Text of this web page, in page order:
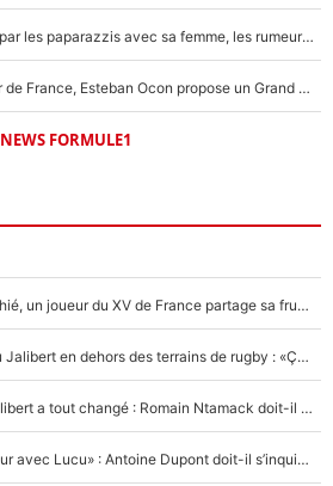
F1 : Charles Leclerc surpris par les paparazzis avec sa femme, les rumeurs étaient vraies !
Comme pour le final du Tour de France, Esteban Ocon propose un Grand Prix de Formule 1 à Paris : «Autour de l’Arc de Triomphe, ce serait génial» !
NEWS FORMULE1
Mis de côté par Fabien Galthié, un joueur du XV de France partage sa frustration : «ils ne me l’ont pas dit tout de suite»
La raison d'être de Matthieu Jalibert en dehors des terrains de rugby : «Ça m'atteint autant que si tu touches à un membre de ma famille»
XV de France - Matthieu Jalibert a tout changé : Romain Ntamack doit-il s’inquiéter pour sa place à un an de la Coupe du monde ?
«Le XV de France est meilleur avec Lucu» : Antoine Dupont doit-il s’inquiéter pour sa place ?